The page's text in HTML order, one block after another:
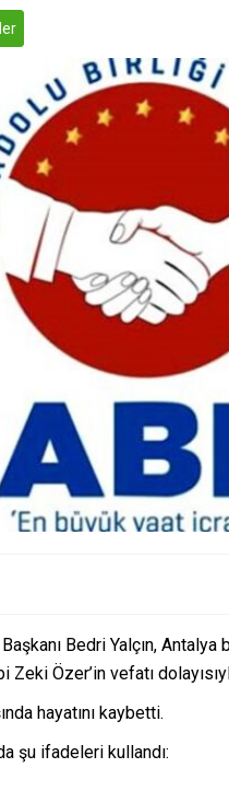
Bedri Yalçın, Antalya
Özer’in vefatı
hayatını kaybetti.
şu ifadeleri kullandı: